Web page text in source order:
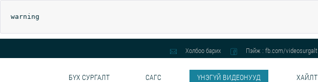
warning
Холбоо барих Пэйж : fb.com/videosurgalt
БҮХ СУРГАЛТ САГС ҮНЭГҮЙ ВИДЕОНУУД ХАЙЛТ